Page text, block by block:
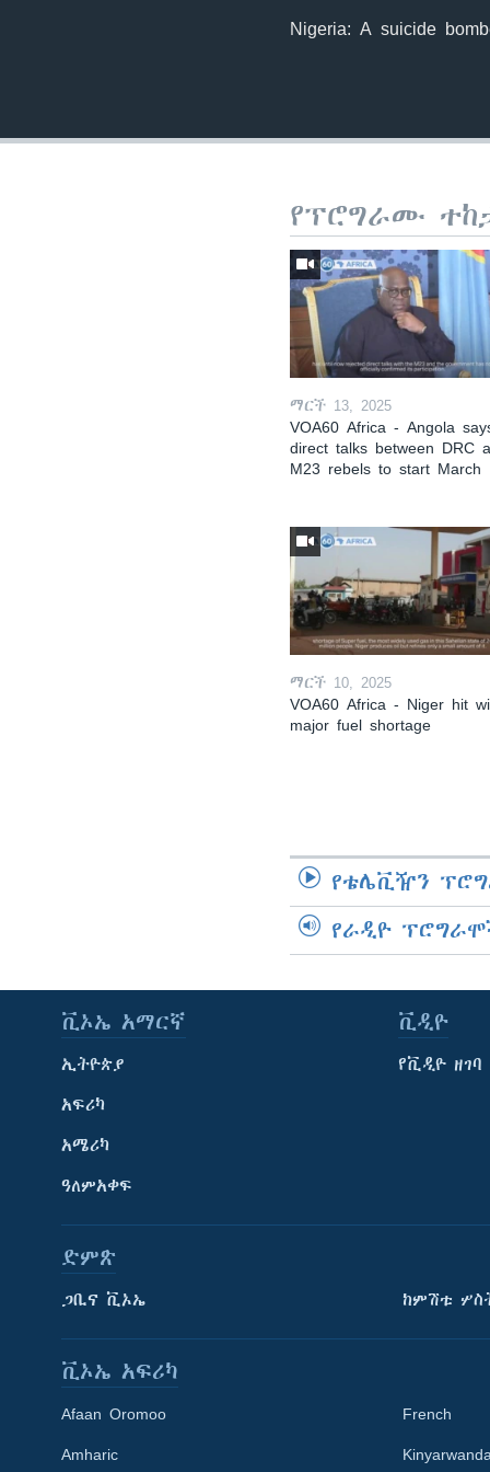
Nigeria: A suicide
የፕሮግራሙ
ማርች 13, 2025
VOA60 Africa - Angola
direct talks between DRC
M23 rebels to start March
ማርች 10, 2025
VOA60 Africa - Niger hit
major fuel shortage
የቴሌቪዥን
የራዲዮ
ቪኦኤ አማርኛ
ኢትዮጵያ
አፍሪካ
አሜሪካ
ዓለምአቀፍ
ቪዲዮ
የቪዲዮ ዘገባ
ድምጽ
ጋቢና ቪኦኤ ከምሽቱ
ቪኦኤ አፍሪካ
Afaan Oromoo
Amharic
French